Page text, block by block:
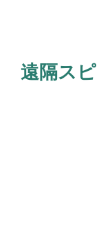
遠隔ス